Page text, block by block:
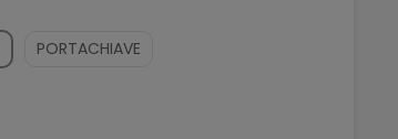
PORTACHIAVE